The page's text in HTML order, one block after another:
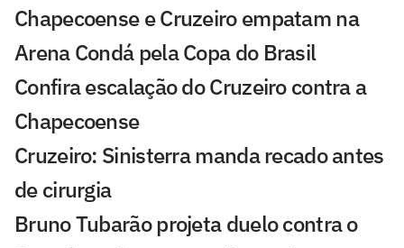
Chapecoense e Cruzeiro empatam na
Arena Condá pela Copa do Brasil
Confira escalação do Cruzeiro contra a
Chapecoense
Cruzeiro: Sinisterra manda recado antes
de cirurgia
Bruno Tubarão projeta duelo contra o